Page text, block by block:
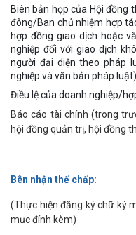
Biên bản họp của Hội
đông/Ban chủ nhiệm hợp
hợp đồng giao dịch hoặc
nghiệp đối với giao dịch
người đại diện theo pháp
nghiệp và văn bản pháp
Điều lệ của doanh nghiệp/
Báo cáo tài chính (trong
hội đồng quản trị, hội đồng
Bên nhận thế chấp:
(Thực hiện đăng ký chữ ký
mục đính kèm)